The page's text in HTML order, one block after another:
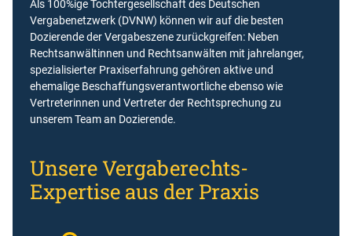
Als 100%ige Tochtergesellschaft des Deutschen
Vergabenetzwerk (DVNW) können wir auf die besten
Dozierende der Vergabeszene zurückgreifen: Neben
Rechtsanwältinnen und Rechtsanwälten mit jahrelanger,
spezialisierter Praxiserfahrung gehören aktive und
ehemalige Beschaffungsverantwortliche ebenso wie
Vertreterinnen und Vertreter der Rechtsprechung zu
unserem Team an Dozierende.
Unsere Vergaberechts-
Expertise aus der Praxis